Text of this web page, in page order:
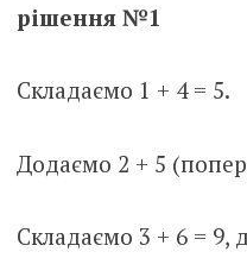
рішення №1
Складаємо 1 + 4 = 5.
Додаємо 2 + 5
Складаємо 3 + 6 = 9,